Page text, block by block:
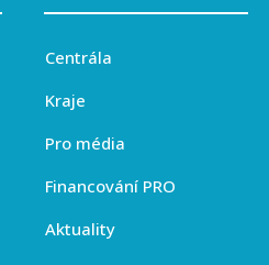
Centrála
Kraje
Pro média
Financování PRO
Aktuality